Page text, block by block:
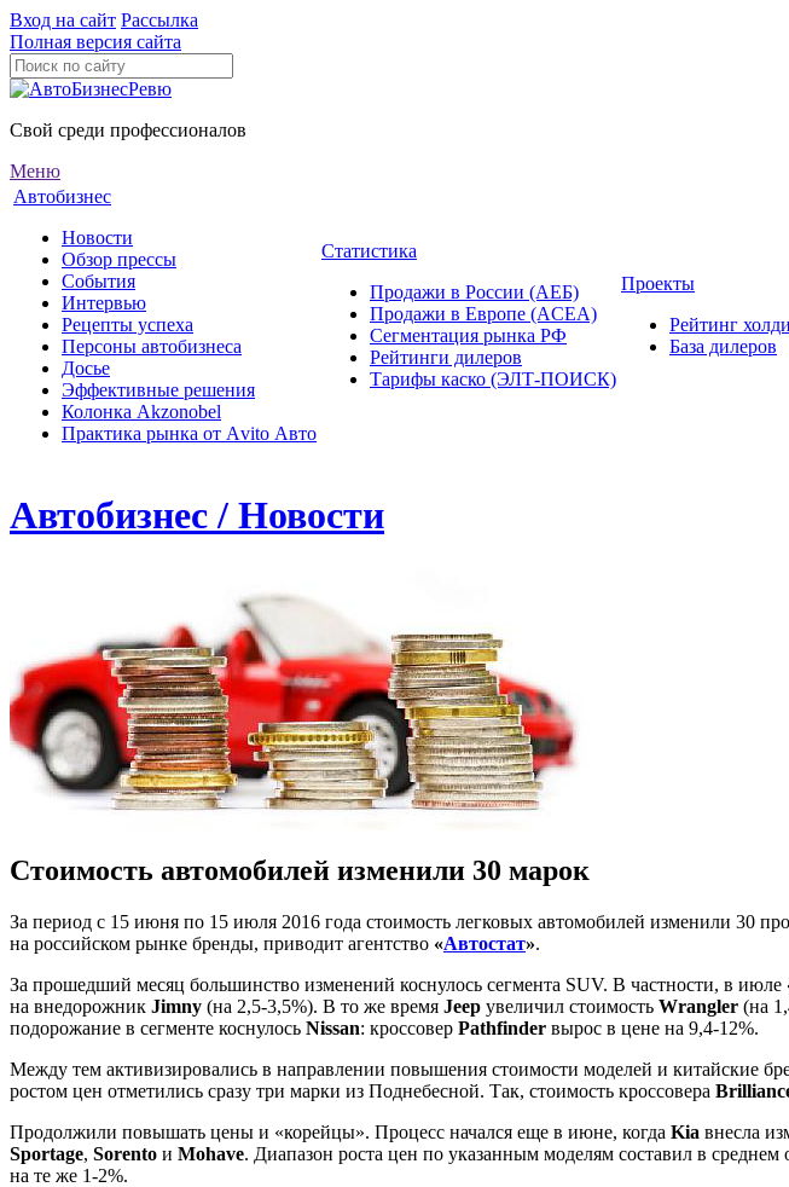
Вход на сайт Рассылка
Полная версия сайта
Свой среди профессионалов
Меню
Автобизнес
Новости
Обзор прессы
События
Интервью
Рецепты успеха
Персоны автобизнеса
Досье
Эффективные решения
Колонка Akzonobel
Практика рынка от Аvito Авто
Статистика
Продажи в России (АЕБ)
Продажи в Европе (ACEA)
Сегментация рынка РФ
Рейтинги дилеров
Тарифы каско (ЭЛТ-ПОИСК)
Проекты
Рейтинг
База дилеров
Автобизнес / Новости
Стоимость автомобилей изменили 30 марок
За период с 15 июня по 15 июля 2016 года стоимость легковых автомобилей изменили 30
на российском рынке бренды, приводит агентство «Автостат».
За прошедший месяц большинство изменений коснулось сегмента SUV. В частности, в июле
на внедорожник Jimny (на 2,5-3,5%). В то же время Jeep увеличил стоимость Wrangler (на
подорожание в сегменте коснулось Nissan: кроссовер Pathfinder вырос в цене на 9,4-12%.
Между тем активизировались в направлении повышения стоимости моделей и китайские
ростом цен отметились сразу три марки из Поднебесной. Так, стоимость кроссовера
Продолжили повышать цены и «корейцы». Процесс начался еще в июне, когда Kia внесла
Sportage, Sorento и Mohave. Диапазон роста цен по указанным моделям составил в среднем
на те же 1-2%.